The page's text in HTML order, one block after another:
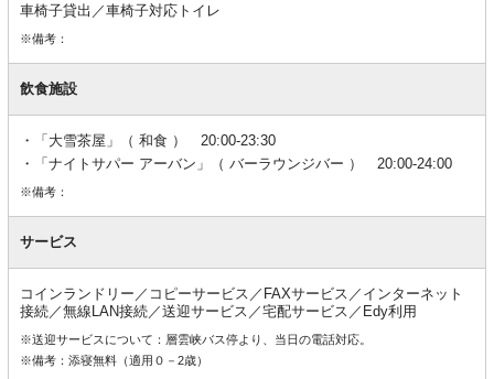
車椅子貸出／車椅子対応トイレ
※備考：
飲食施設
「大雪茶屋」（ 和食 ） 20:00-23:30
「ナイトサパー アーバン」（ バーラウンジバー ） 20:00-24:00
※備考：
サービス
コインランドリー／コピーサービス／FAXサービス／インターネット
接続／無線LAN接続／送迎サービス／宅配サービス／Edy利用
※送迎サービスについて：層雲峡バス停より、当日の電話対応。
※備考：添寝無料（適用０－2歳）